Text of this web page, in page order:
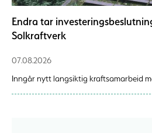
Endra tar
Solkraftverk
07.08.2026
Inngår nytt langsiktig kraftsamarbeid